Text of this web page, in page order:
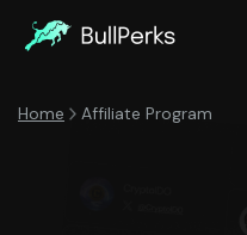
Home Affiliate Program